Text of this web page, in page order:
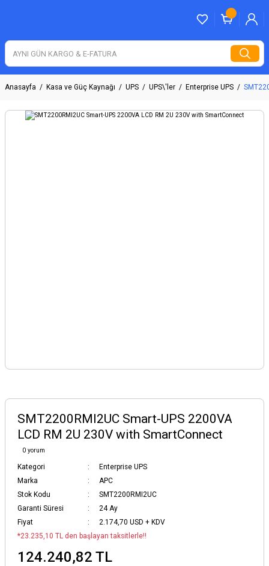
Anasayfa Kasa ve Güç Kaynağı UPS UPS\'ler Enterprise UPS
SMT2200RMI2UC Smart-UPS 2200VA
LCD RM 2U 230V with SmartConnect
0 yorum
Kategori
Enterprise UPS
Marka
APC
Stok Kodu
SMT2200RMI2UC
Garanti Süresi
24 Ay
Fiyat
2.174,70 USD + KDV
*23.235,10 TL den başlayan taksitlerle!!
124.240,82 TL